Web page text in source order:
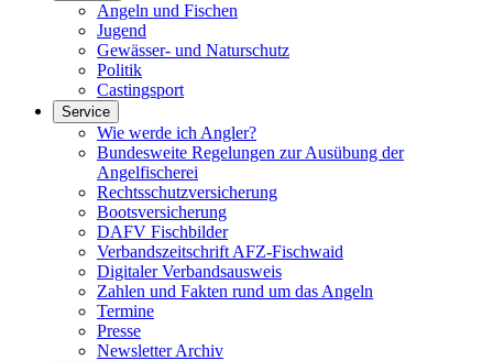
Angeln und Fischen
Jugend
Gewässer- und Naturschutz
Politik
Castingsport
Service
Wie werde ich Angler?
Bundesweite Regelungen zur Ausübung der
Angelfischerei
Rechtsschutzversicherung
Bootsversicherung
DAFV Fischbilder
Verbandszeitschrift AFZ-Fischwaid
Digitaler Verbandsausweis
Zahlen und Fakten rund um das Angeln
Termine
Presse
Newsletter Archiv